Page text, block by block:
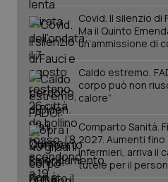
Covid. Il silenzio di
Ma il Quinto
un’ammissione di
Caldo estremo,
corpo può non
calore”
Comparto Sanità.
2027. Aumenti
infermieri, arriva il
tutele per il